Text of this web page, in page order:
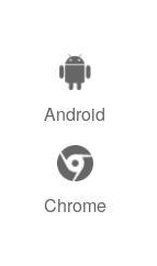
Android
Chrome